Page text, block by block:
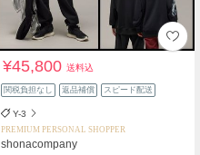
¥45,800送料込
関税負担なし 返品補償 スピード配送
Y-3
PREMIUM PERSONAL SHOPPER
shonacompany